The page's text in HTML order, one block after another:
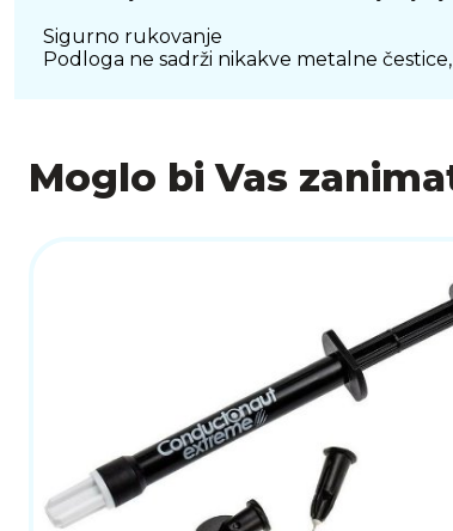
Sigurno rukovanje
Podloga ne sadrži nikakve metalne
Moglo bi Vas